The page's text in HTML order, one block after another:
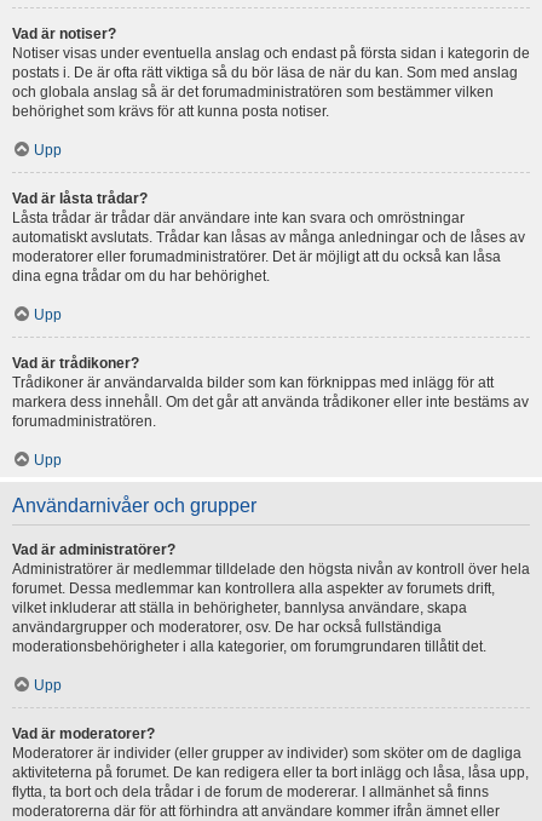
Vad är notiser?
Notiser visas under eventuella anslag och endast på första sidan i kategorin de
postats i. De är ofta rätt viktiga så du bör läsa de när du kan. Som med anslag
och globala anslag så är det forumadministratören som bestämmer vilken
behörighet som krävs för att kunna posta notiser.
Upp
Vad är låsta trådar?
Låsta trådar är trådar där användare inte kan svara och omröstningar
automatiskt avslutats. Trådar kan låsas av många anledningar och de låses av
moderatorer eller forumadministratörer. Det är möjligt att du också kan låsa
dina egna trådar om du har behörighet.
Upp
Vad är trådikoner?
Trådikoner är användarvalda bilder som kan förknippas med inlägg för att
markera dess innehåll. Om det går att använda trådikoner eller inte bestäms av
forumadministratören.
Upp
Användarnivåer och grupper
Vad är administratörer?
Administratörer är medlemmar tilldelade den högsta nivån av kontroll över hela
forumet. Dessa medlemmar kan kontrollera alla aspekter av forumets drift,
vilket inkluderar att ställa in behörigheter, bannlysa användare, skapa
användargrupper och moderatorer, osv. De har också fullständiga
moderationsbehörigheter i alla kategorier, om forumgrundaren tillåtit det.
Upp
Vad är moderatorer?
Moderatorer är individer (eller grupper av individer) som sköter om de dagliga
aktiviteterna på forumet. De kan redigera eller ta bort inlägg och låsa, låsa upp,
flytta, ta bort och dela trådar i de forum de modererar. I allmänhet så finns
moderatorerna där för att förhindra att användare kommer ifrån ämnet eller